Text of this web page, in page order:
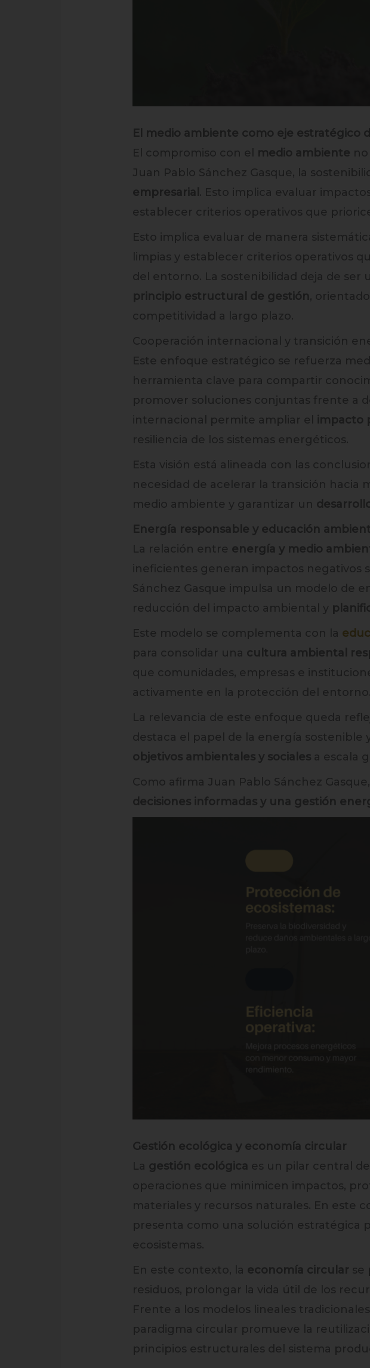
El medio ambiente como eje estratégico
El compromiso con el medio ambiente
Juan Pablo Sánchez Gasque, la
empresarial . Esto implica evaluar
establecer criterios operativos que
Esto implica evaluar de manera
limpias y establecer criterios operativos
del entorno. La sostenibilidad deja de
principio estructural de gestión,
competitividad a largo plazo.
Cooperación internacional y transición
Este enfoque estratégico se refuerza
herramienta clave para compartir
promover soluciones conjuntas frente a
internacional permite ampliar el
impacto
resiliencia de los sistemas energéticos.
Esta visión está alineada con las
necesidad de acelerar la transición hacia
medio ambiente y garantizar un
Energía responsable y educación
La relación entre energía y medio
ineficientes generan impactos negativos
Sánchez Gasque impulsa un modelo de
reducción del impacto ambiental y
Este modelo se complementa con la
para consolidar una cultura ambiental
que comunidades, empresas e
activamente en la protección del entorno.
La relevancia de este enfoque queda
destaca el papel de la energía
objetivos ambientales y sociales a escala
Como afirma Juan Pablo Sánchez Gasque,
decisiones informadas y una gestión
Gestión ecológica y economía circular
La gestión ecológica es un pilar central
operaciones que minimicen impactos,
materiales y recursos naturales. En este
presenta como una solución estratégica
ecosistemas.
En este contexto, la economía circular se
residuos, prolongar la vida útil de los
Frente a los modelos lineales
paradigma circular promueve la
principios estructurales del sistema